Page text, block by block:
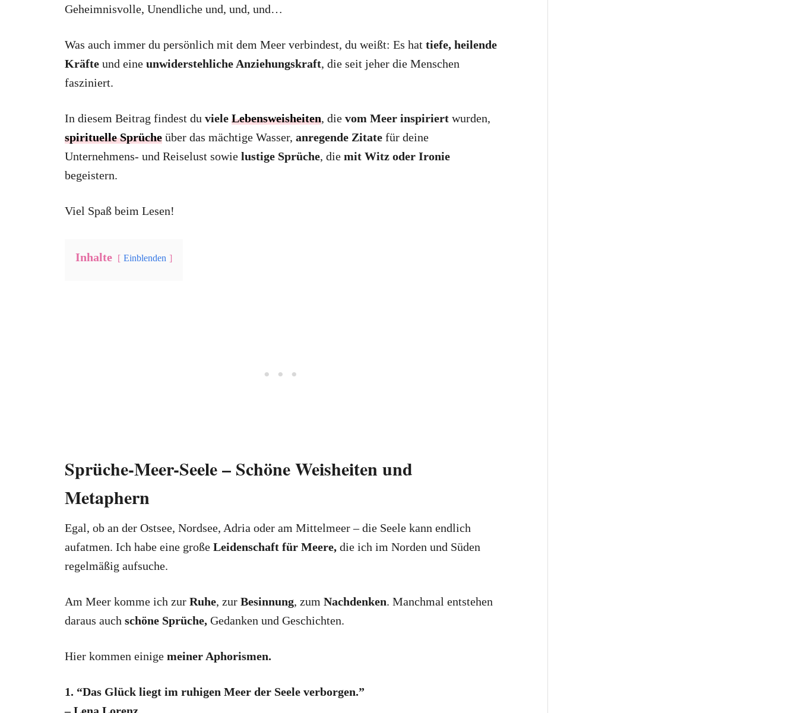
Geheimnisvolle, Unendliche und, und, und…
Was auch immer du persönlich mit dem Meer verbindest, du weißt: Es hat tiefe, heilende
Kräfte und eine unwiderstehliche Anziehungskraft, die seit jeher die Menschen
fasziniert.
In diesem Beitrag findest du viele Lebensweisheiten, die vom Meer inspiriert wurden,
spirituelle Sprüche über das mächtige Wasser, anregende Zitate für deine
Unternehmens- und Reiselust sowie lustige Sprüche, die mit Witz oder Ironie
begeistern.
Viel Spaß beim Lesen!
Inhalte Einblenden
Sprüche-Meer-Seele – Schöne Weisheiten und
Metaphern
Egal, ob an der Ostsee, Nordsee, Adria oder am Mittelmeer – die Seele kann endlich
aufatmen. Ich habe eine große Leidenschaft für Meere, die ich im Norden und Süden
regelmäßig aufsuche.
Am Meer komme ich zur Ruhe, zur Besinnung, zum Nachdenken. Manchmal entstehen
daraus auch schöne Sprüche, Gedanken und Geschichten.
Hier kommen einige meiner Aphorismen.
1. “Das Glück liegt im ruhigen Meer der Seele verborgen.”